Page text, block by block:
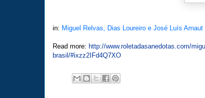
in: Miguel Relvas, Dias Loureiro e José Luís
Read more: http://www.roletadasanedotas.com/
brasil/#ixzz2IFd4Q7XO